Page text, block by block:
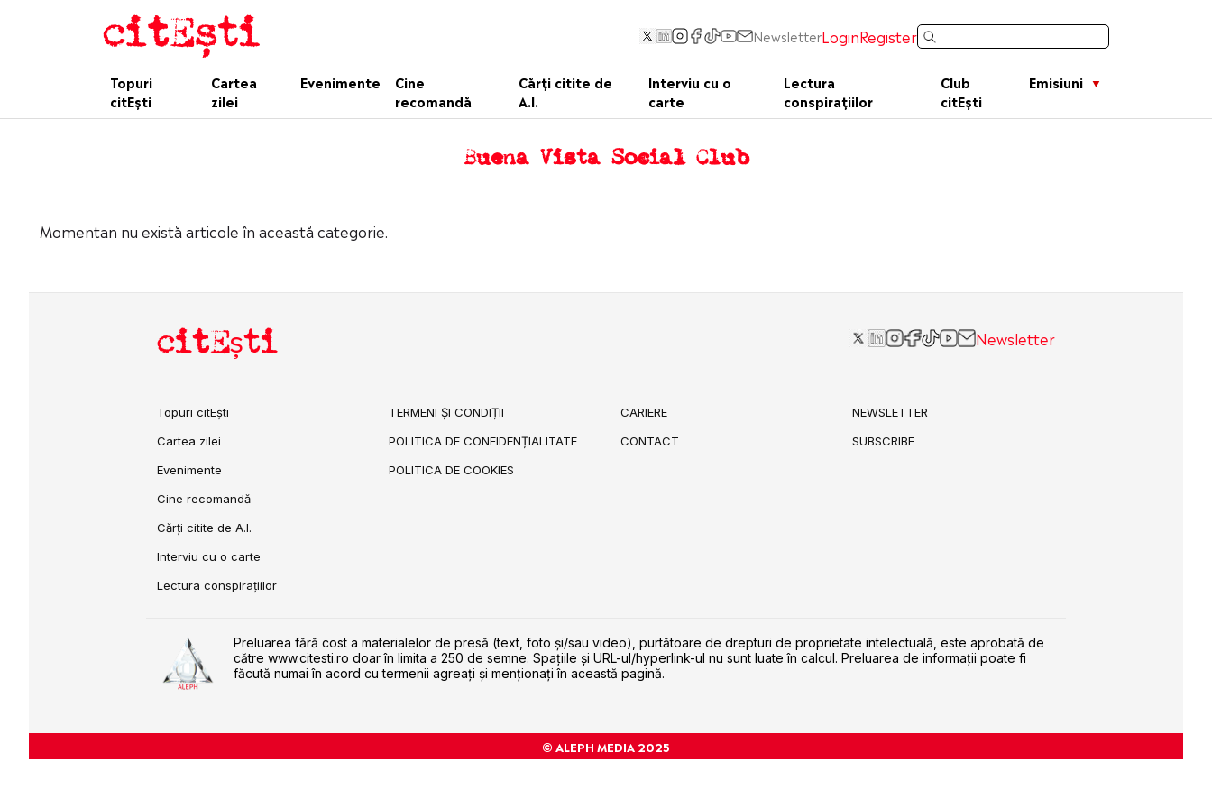
NewsletterLoginRegister
Topuri
citEști
Cartea
zilei
Evenimente
Cine
recomandă
Cărți citite de
A.I.
Interviu cu o
carte
Lectura
conspirațiilor
Club
citEști
Emisiuni
Buena Vista Social Club
Momentan nu există articole în această categorie.
citEști Newsletter
Topuri citEști
Cartea zilei
Evenimente
Cine recomandă
Cărți citite de A.I.
Interviu cu o carte
Lectura conspirațiilor
TERMENI ȘI CONDIȚII
POLITICA DE CONFIDENȚIALITATE
POLITICA DE COOKIES
CARIERE
CONTACT
NEWSLETTER
SUBSCRIBE
Preluarea fără cost a materialelor de presă (text, foto și/sau video), purtătoare de drepturi de proprietate intelectuală, este aprobată de
către www.citesti.ro doar în limita a 250 de semne. Spaţiile şi URL-ul/hyperlink-ul nu sunt luate în calcul. Preluarea de informaţii poate fi
făcută numai în acord cu termenii agreaţi şi menţionaţi în această pagină.
© ALEPH MEDIA 2025